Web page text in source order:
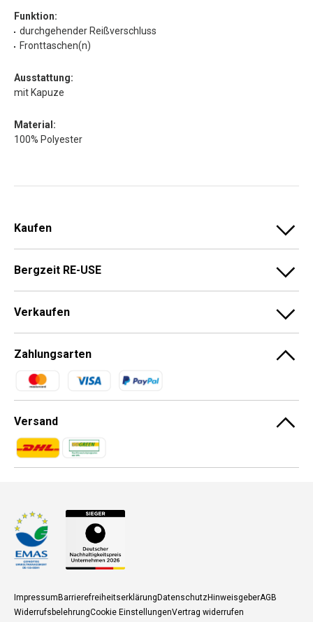
Funktion:
durchgehender Reißverschluss
Fronttaschen(n)
Ausstattung:
mit Kapuze
Material:
100% Polyester
Kaufen
Bergzeit RE-USE
Verkaufen
Zahlungsarten
Zahlungsmethoden
Versand
Zahlungsmethoden
Zahlungsmethoden
ImpressumBarrierefreiheitserklärungDatenschutzHinweisgeberAGB
WiderrufsbelehrungCookie EinstellungenVertrag widerrufen